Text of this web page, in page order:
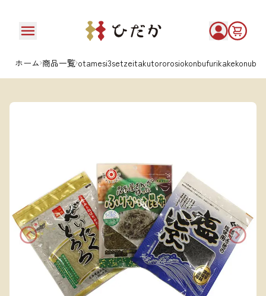
ホーム 商品一覧 otamesi3setzeitakutororosiokonbufurikakekonub